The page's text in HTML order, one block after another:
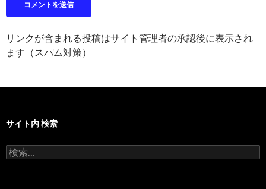
リンクが含まれる投稿はサイト管理者の承認後に表示され
ます（スパム対策）
サイト内 検索
検
索: